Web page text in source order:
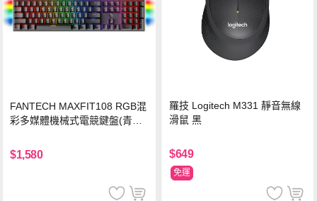
FANTECH MAXFIT108 RGB混
彩多媒體機械式電競鍵盤(青軸)
$1,580
羅技 Logitech M331 靜音無線
滑鼠 黑
$649
免運